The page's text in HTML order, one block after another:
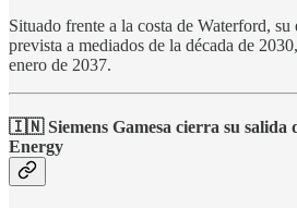
Situado frente a la costa de Waterford, su
prevista a mediados de la década de
enero de 2037.
🇮🇳 Siemens Gamesa cierra su salida
Energy